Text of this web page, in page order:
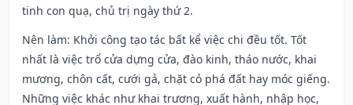
tinh con quạ, chủ trị ngày thứ 2.
Nên làm: Khởi công tạo tác bất kể việc chi đều tốt. Tốt
nhất là việc trổ cửa dựng cửa, đào kinh, tháo nước, khai
mương, chôn cất, cưới gả, chặt cỏ phá đất hay móc giếng.
Những việc khác như khai trương, xuất hành, nhập học,